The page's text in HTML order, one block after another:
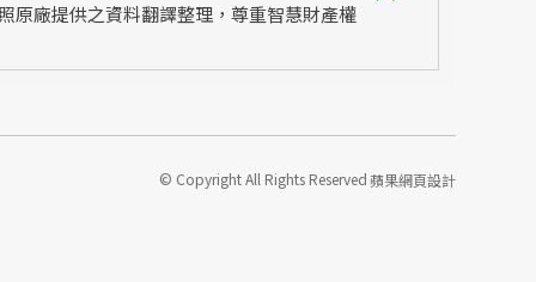
原廠提供之資料翻譯整理，尊重智慧財產權
© Copyright All Rights Reserved蘋果網頁設計